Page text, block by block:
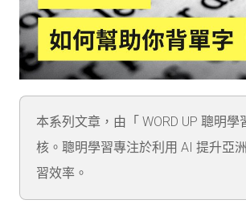
本系列文章，由「 WORD UP 聰明學
核。聰明學習專注於利用 AI 提升亞
習效率。